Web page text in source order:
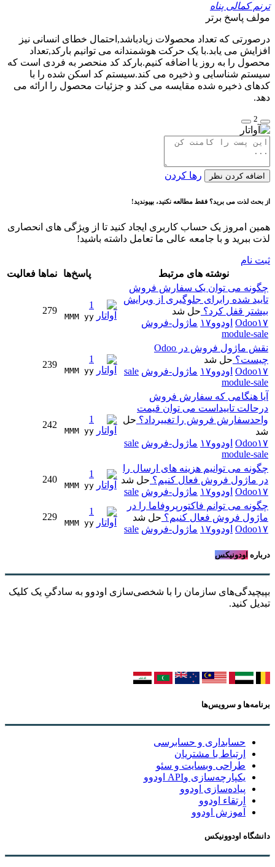
ترنم کمالی پناه
مولف پاسخ برتر
درصورتی که تعداد محصولات زیادباشد,احتمال خطای انسانی نیز
افزایش می یابد.با یک حرکت هوشمندانه می توانیم بارکد,تعداد
محصول را به روز یا اضافه کنیم.بارکد کد منحصر به فردی است که
سیستم شناسایی و ذخیره می کند.سیستم کد اسکن شده را با
کدهای ذخیره شده مقایسه می کند و جزئیات محصول را ارائه می
دهد.
2
اضافه کردن نظر رها کردن
از بحث لذت می برید؟ فقط مطالعه نکنید، بپیوندید!
همین امروز یک حساب کاربری ایجاد کنید تا از ویژگی های انحصاری
لذت ببرید و با جامعه عالی ما تعامل داشته باشید!
ثبت نام
نوشته های مرتبط
پاسخ‌ها نماها فعالیت
چگونه می توان یک سفارش فروش
تایید شده رابرای جلوگیری از ویرایش
بیشتر قفل کرد؟ حل شد
Odoo۱۷ اودوو۱۷
ماژول-فروش
module-sale
1
MMM yy
279
نقش ماژول فروش در Odoo
چیست؟ حل شد
Odoo۱۷ اودوو۱۷ ماژول-فروش sale
module-sale
1
MMM yy
239
آیا هنگامی که سفارش فروش
درحالت تاییداست می توان قیمت
واحدسفارش فروش را تغییرداد؟ حل
شد
Odoo۱۷ اودوو۱۷ ماژول-فروش sale
module-sale
1
MMM yy
242
چگونه می توانیم هزینه های ارسال را
در ماژول فروش فعال کنیم؟ حل شد
Odoo۱۷ اودوو۱۷ ماژول-فروش sale
1
MMM yy
240
چگونه می توانم فاکتورپروفاما را در
ماژول فروش فعال کنیم؟ حل شد
Odoo۱۷ اودوو۱۷ ماژول-فروش sale
1
MMM yy
229
درباره اودونیکس
بپیچیدگی‌های سازمان را با شخصی‌سازی اودوو به سادگیِ یک کلیک
تبدیل کنید.
برنامه‌ها و سرویس‌ها
حسابداری و حسابرسی
ارتباط با مشتریان
طراحی وبسایت و سئو
یکپارچه‌سازی وAPI اودوو
پیاده‌سازی اودوو
ارتقاء اودوو
آموزش اودوو
دانشگاه اودوونیکس